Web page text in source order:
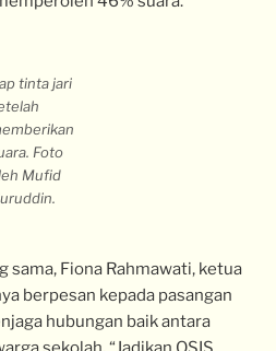
tinta jari
Foto
Mufid
sama, Fiona Rahmawati, ketua
berpesan kepada pasangan
hubungan baik antara